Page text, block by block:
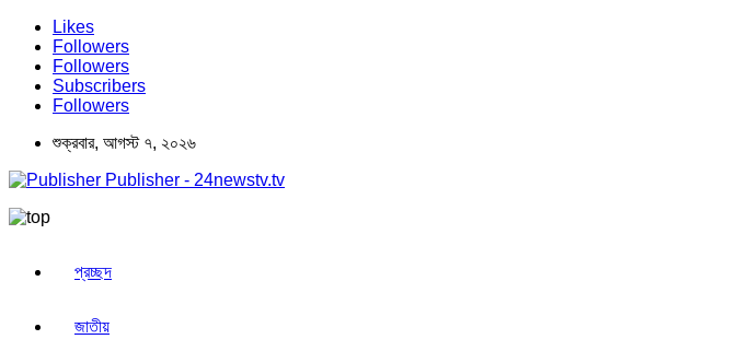
Likes
Followers
Followers
Subscribers
Followers
শুক্রবার, আগস্ট ৭, ২০২৬
Publisher - 24newstv.tv
প্রচ্ছদ
জাতীয়